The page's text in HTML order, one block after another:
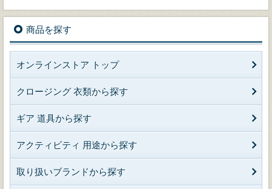
商品を探す
オンラインストア トップ
クロージング 衣類から探す
ギア 道具から探す
アクティビティ 用途から探す
取り扱いブランドから探す